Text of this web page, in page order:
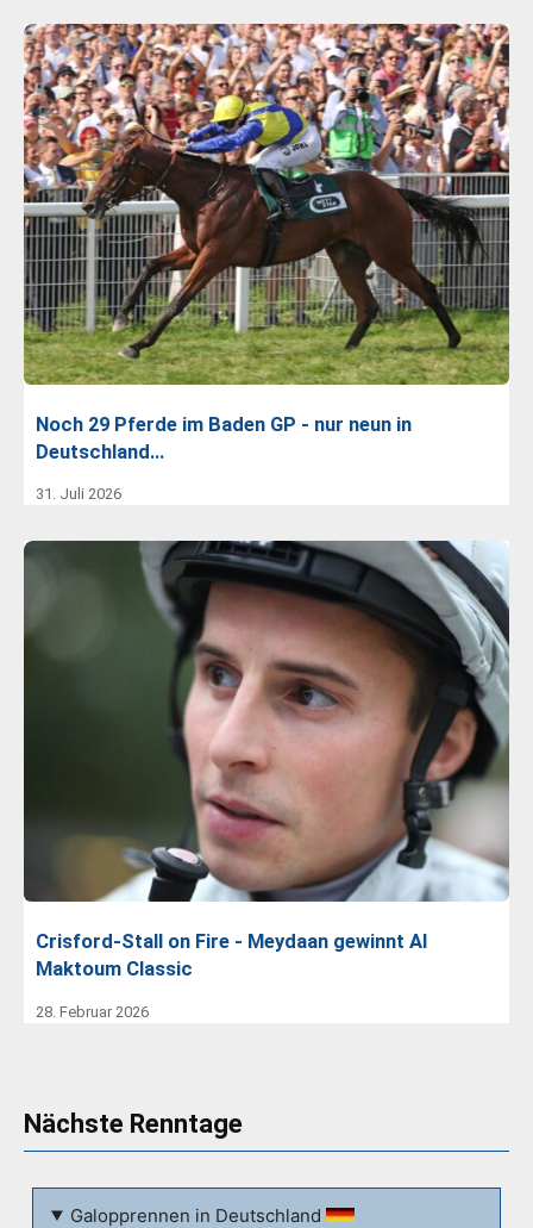
Noch 29 Pferde im Baden GP - nur neun in
Deutschland…
31. Juli 2026
Crisford-Stall on Fire - Meydaan gewinnt Al
Maktoum Classic
28. Februar 2026
Nächste Renntage
Galopprennen in Deutschland